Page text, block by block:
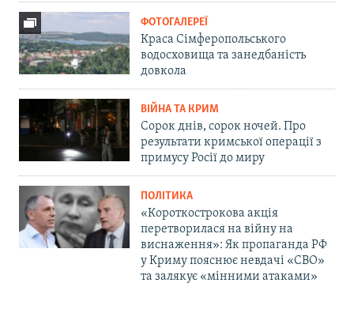
ФОТОГАЛЕРЕЇ
Краса Сімферопольського
водосховища та занедбаність
довкола
ВІЙНА ТА КРИМ
Сорок днів, сорок ночей. Про
результати кримської операції з
примусу Росії до миру
ПОЛІТИКА
«Короткострокова акція
перетворилася на війну на
виснаження»: Як пропаганда РФ
у Криму пояснює невдачі «СВО»
та залякує «мінними атаками»